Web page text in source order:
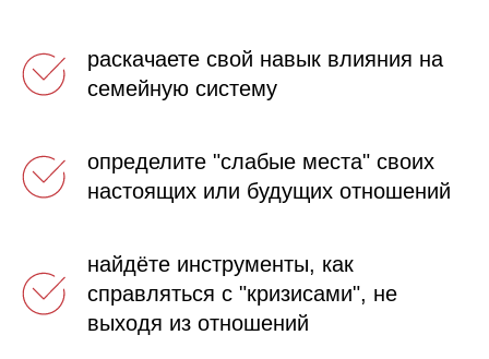
раскачаете свой навык влияния на
семейную систему
определите "слабые места" своих
настоящих или будущих отношений
найдёте инструменты, как
справляться с "кризисами", не
выходя из отношений